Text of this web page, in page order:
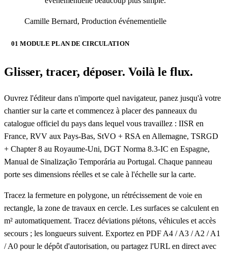
Camille Bernard, Production événementielle
01 MODULE PLAN DE CIRCULATION
Glisser, tracer, déposer. Voilà le flux.
Ouvrez l'éditeur dans n'importe quel navigateur, panez jusqu'à votre
chantier sur la carte et commencez à placer des panneaux du
catalogue officiel du pays dans lequel vous travaillez : IISR en
France, RVV aux Pays-Bas, StVO + RSA en Allemagne, TSRGD
+ Chapter 8 au Royaume-Uni, DGT Norma 8.3-IC en Espagne,
Manual de Sinalização Temporária au Portugal. Chaque panneau
porte ses dimensions réelles et se cale à l'échelle sur la carte.
Tracez la fermeture en polygone, un rétrécissement de voie en
rectangle, la zone de travaux en cercle. Les surfaces se calculent en
m² automatiquement. Tracez déviations piétons, véhicules et accès
secours ; les longueurs suivent. Exportez en PDF A4 / A3 / A2 / A1
/ A0 pour le dépôt d'autorisation, ou partagez l'URL en direct avec